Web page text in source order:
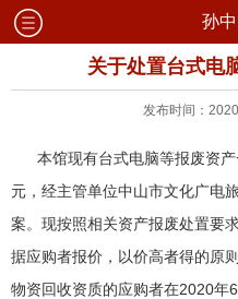
孙
关于处置台式电
发布时间：
本馆现有台式电脑等报废资
元，经主管单位中山市文化广电
案。现按照相关资产报废处置要
据应购者报价，以价高者得的原
物资回收资质的应购者在2020年